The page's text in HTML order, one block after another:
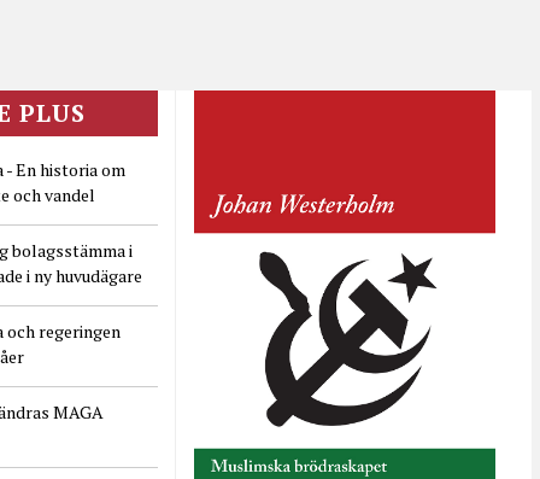
PLUS
- En historia om
och vandel
bolagsstämma i
i ny huvudägare
och regeringen
MAGA